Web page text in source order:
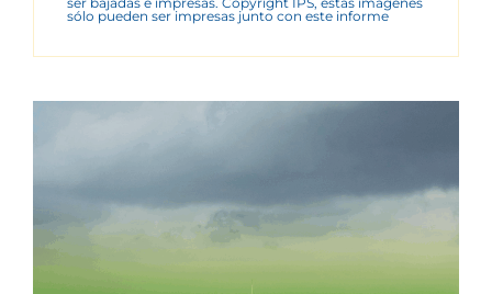
sólo pueden ser impresas junto con este informe